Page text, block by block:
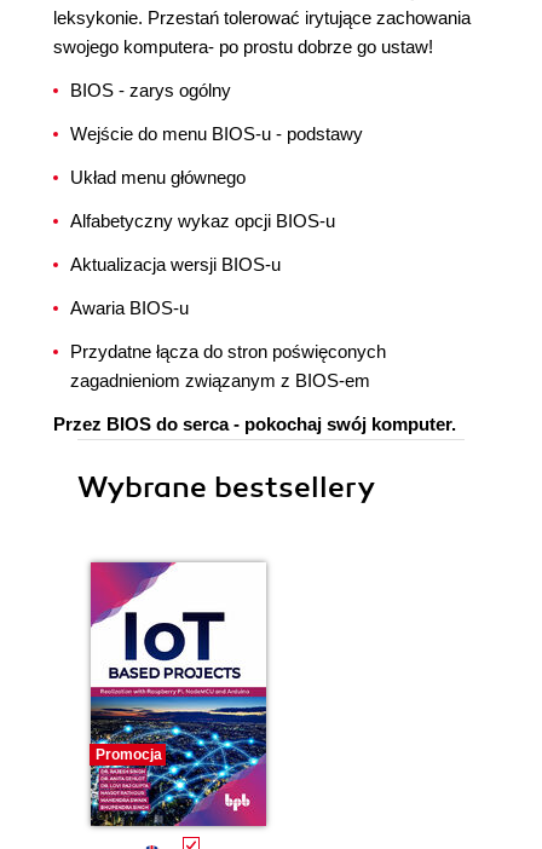
leksykonie. Przestań tolerować irytujące zachowania
swojego komputera- po prostu dobrze go ustaw!
BIOS - zarys ogólny
Wejście do menu BIOS-u - podstawy
Układ menu głównego
Alfabetyczny wykaz opcji BIOS-u
Aktualizacja wersji BIOS-u
Awaria BIOS-u
Przydatne łącza do stron poświęconych
zagadnieniom związanym z BIOS-em
Przez BIOS do serca - pokochaj swój komputer.
Wybrane bestsellery
Promocja